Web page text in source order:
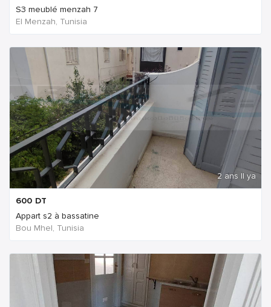
S3 meublé menzah 7
El Menzah, Tunisia
2 ans Il ya
600 DT
Appart s2 à bassatine
Bou Mhel, Tunisia